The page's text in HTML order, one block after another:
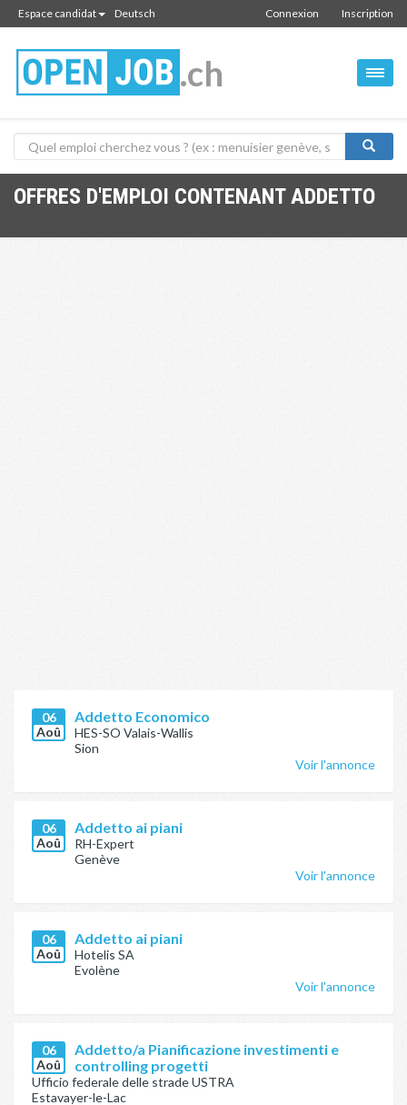
Espace candidat Deutsch Inscription
Connexion
.ch
OFFRES D'EMPLOI CONTENANT ADDETTO
06
Aoû
Addetto Economico
HES-SO Valais-Wallis
Sion
Voir l'annonce
06
Aoû
Addetto ai piani
RH-Expert
Genève
Voir l'annonce
06
Aoû
Addetto ai piani
Hotelis SA
Evolène
Voir l'annonce
06
Aoû
Addetto/a Pianificazione investimenti e
controlling progetti
Ufficio federale delle strade USTRA
Estavayer-le-Lac